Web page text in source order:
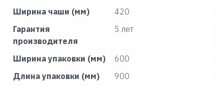
Ширина чаши (мм)
420
Гарантия
производителя
5 лет
Ширина упаковки (мм)
600
Длина упаковки (мм)
900